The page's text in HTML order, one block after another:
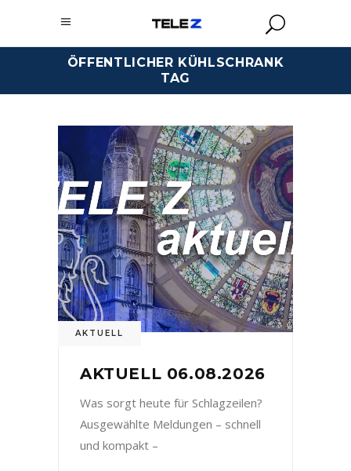
ÖFFENTLICHER KÜHLSCHRANK
TAG
AKTUELL
AKTUELL 06.08.2026
Was sorgt heute für Schlagzeilen?
Ausgewählte Meldungen – schnell
und kompakt –